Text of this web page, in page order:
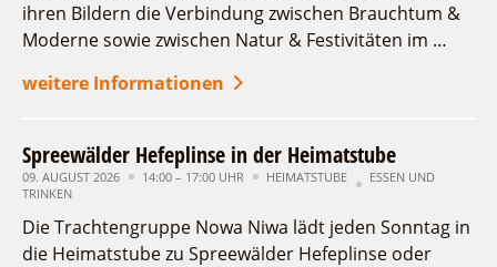
ihren Bildern die Verbindung zwischen Brauchtum &
Moderne sowie zwischen Natur & Festivitäten im …
weitere Informationen
Spreewälder Hefeplinse in der Heimatstube
09. AUGUST 2026 14:00 – 17:00 UHR HEIMATSTUBE
ESSEN UND
TRINKEN
Die Trachtengruppe Nowa Niwa lädt jeden Sonntag in
die Heimatstube zu Spreewälder Hefeplinse oder
Ort